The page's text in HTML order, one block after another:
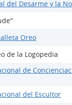
del Desarme y la
Oreo
de la Logopedia
de
del Escultor